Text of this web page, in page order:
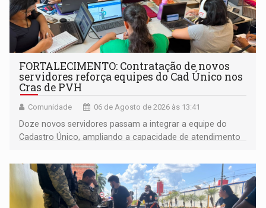
FORTALECIMENTO: Contratação de novos
servidores reforça equipes do Cad Único nos
Cras de PVH
Comunidade 06 de Agosto de 2026 às 13:41
Doze novos servidores passam a integrar a equipe do
Cadastro Único, ampliando a capacidade de atendimento